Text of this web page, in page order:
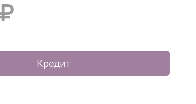
Кредит